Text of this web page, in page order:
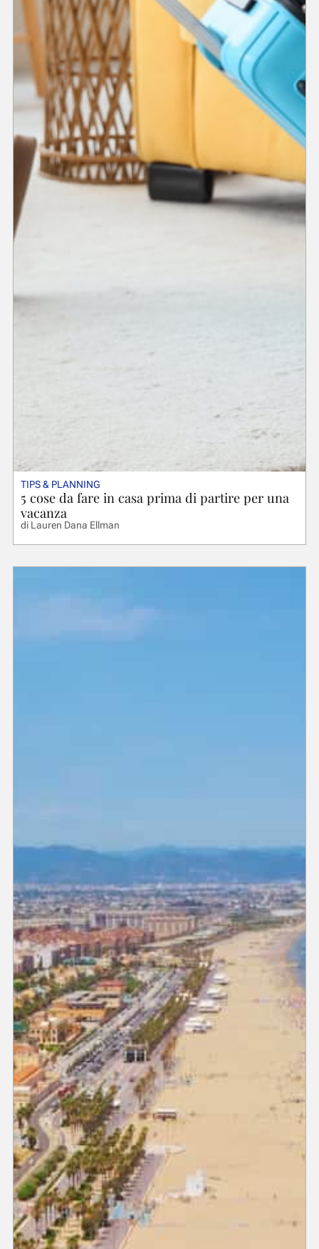
TIPS & PLANNING
5 cose da fare in casa prima di partire per una
vacanza
diLauren Dana Ellman